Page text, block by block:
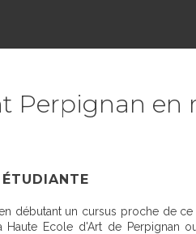
Perpignan en
débutant un cursus proche de ce
Ecole d'Art de Perpignan